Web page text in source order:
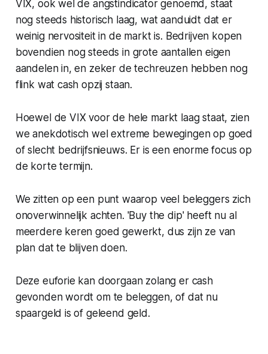
VIX, ook wel de angstindicator genoemd, staat
nog steeds historisch laag, wat aanduidt dat er
weinig nervositeit in de markt is. Bedrijven kopen
bovendien nog steeds in grote aantallen eigen
aandelen in, en zeker de techreuzen hebben nog
flink wat cash opzij staan.
Hoewel de VIX voor de hele markt laag staat, zien
we anekdotisch wel extreme bewegingen op goed
of slecht bedrijfsnieuws. Er is een enorme focus op
de korte termijn.
We zitten op een punt waarop veel beleggers zich
onoverwinnelijk achten. 'Buy the dip' heeft nu al
meerdere keren goed gewerkt, dus zijn ze van
plan dat te blijven doen.
Deze euforie kan doorgaan zolang er cash
gevonden wordt om te beleggen, of dat nu
spaargeld is of geleend geld.